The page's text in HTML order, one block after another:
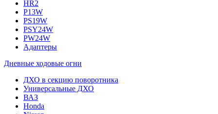
HR2
P13W
PS19W
PSY24W
PW24W
Адаптеры
Дневные ходовые огни
ДХО в секцию поворотника
Универсальные ДХО
ВАЗ
Honda